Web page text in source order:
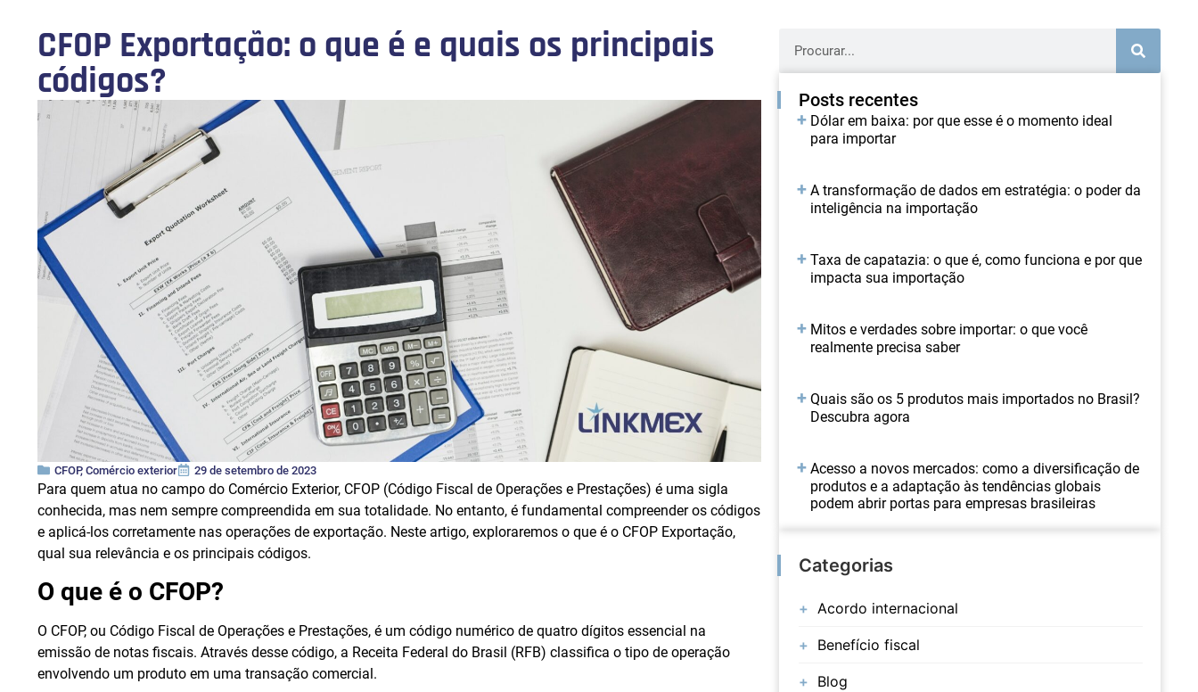
CFOP Exportação: o que é e quais os principais
códigos?
CFOP, Comércio exterior 29 de setembro de 2023
Para quem atua no campo do Comércio Exterior, CFOP (Código Fiscal de Operações e Prestações) é uma sigla
conhecida, mas nem sempre compreendida em sua totalidade. No entanto, é fundamental compreender os códigos
e aplicá-los corretamente nas operações de exportação. Neste artigo, exploraremos o que é o CFOP Exportação,
qual sua relevância e os principais códigos.
O que é o CFOP?
O CFOP, ou Código Fiscal de Operações e Prestações, é um código numérico de quatro dígitos essencial na
emissão de notas fiscais. Através desse código, a Receita Federal do Brasil (RFB) classifica o tipo de operação
envolvendo um produto em uma transação comercial.
Posts recentes
Dólar em baixa: por que esse é o momento ideal
para importar
A transformação de dados em estratégia: o poder da
inteligência na importação
Taxa de capatazia: o que é, como funciona e por que
impacta sua importação
Mitos e verdades sobre importar: o que você
realmente precisa saber
Quais são os 5 produtos mais importados no Brasil?
Descubra agora
Acesso a novos mercados: como a diversificação de
produtos e a adaptação às tendências globais
podem abrir portas para empresas brasileiras
Categorias
Acordo internacional
Benefício fiscal
Blog